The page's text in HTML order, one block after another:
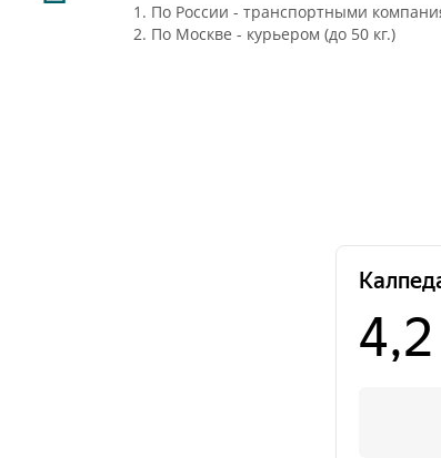
1. По России - транспортными
2. По Москве - курьером (до 50 кг.)